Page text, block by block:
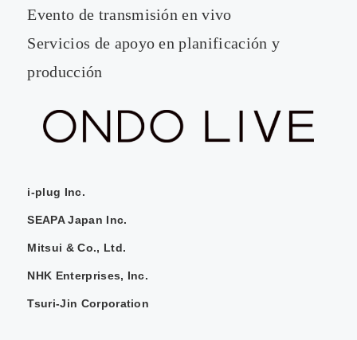
Evento de transmisión en vivo
Servicios de apoyo en planificación y
producción
i-plug Inc.
SEAPA Japan Inc.
Mitsui & Co., Ltd.
NHK Enterprises, Inc.
Tsuri-Jin Corporation